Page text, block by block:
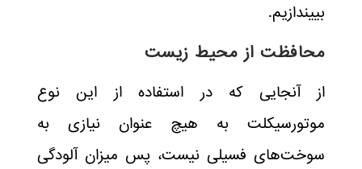
بییندازیم.
محافظت از محیط زیست
از آنجایی که در استفاده از این نوع
موتورسیکلت به هیچ عنوان نیازی به
سوخت‌های فسیلی نیست، پس میزان آلودگی